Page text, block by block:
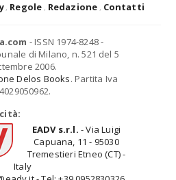
Regole Redazione Contatti
- ISSN 1974-8248 -
di Milano, n. 521 del 5
2006.
Delos Books. Partita Iva
EADV s.r.l. - Via Luigi
Capuana, 11 - 95030
Tremestieri Etneo (CT) -
Italy